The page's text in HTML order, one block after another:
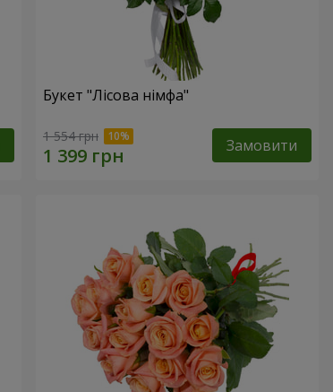
Букет "Лісова німфа"
1 554 грн Замовити